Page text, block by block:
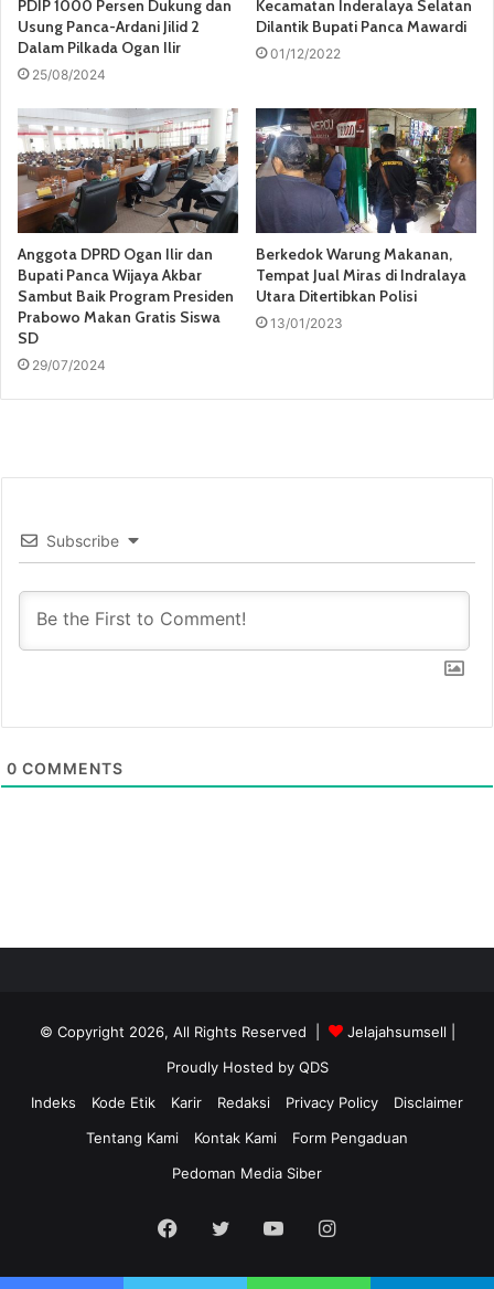
PDIP 1000 Persen Dukung dan
Usung Panca-Ardani Jilid 2
Dalam Pilkada Ogan Ilir
25/08/2024
Kecamatan Inderalaya Selatan
Dilantik Bupati Panca Mawardi
01/12/2022
Anggota DPRD Ogan Ilir dan
Bupati Panca Wijaya Akbar
Sambut Baik Program Presiden
Prabowo Makan Gratis Siswa
SD
29/07/2024
Berkedok Warung Makanan,
Tempat Jual Miras di Indralaya
Utara Ditertibkan Polisi
13/01/2023
Subscribe
0 COMMENTS
© Copyright 2026, All Rights Reserved | Jelajahsumsell
Proudly Hosted by QDS
Indeks
Kode Etik Karir Redaksi Privacy Policy
Disclaimer
Tentang Kami
Kontak Kami
Form Pengaduan
Pedoman Media Siber
Facebook
Twitter YouTubeInstagram